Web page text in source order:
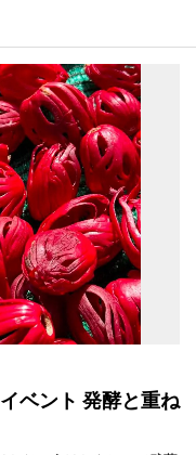
ベント 発酵と重ね